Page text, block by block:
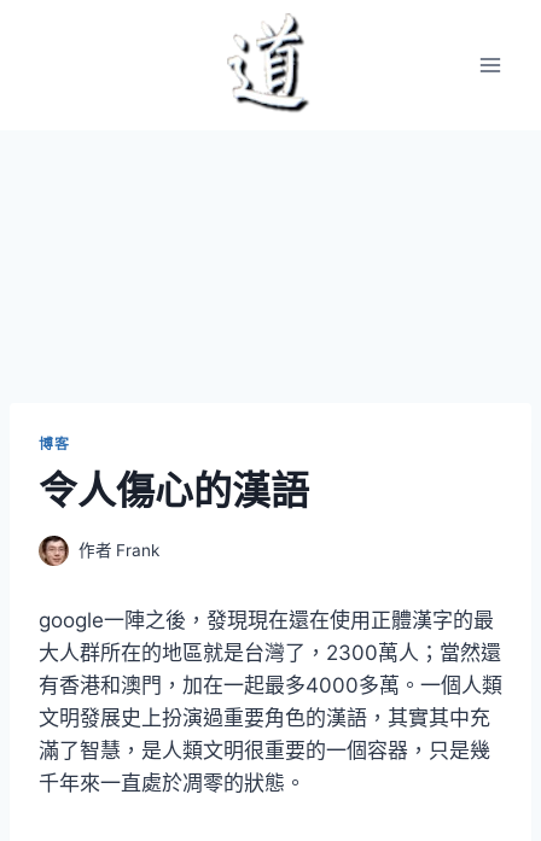
博客
令人傷心的漢語
作者 Frank
google一陣之後，發現現在還在使用正體漢字的最
大人群所在的地區就是台灣了，2300萬人；當然還
有香港和澳門，加在一起最多4000多萬。一個人類
文明發展史上扮演過重要角色的漢語，其實其中充
滿了智慧，是人類文明很重要的一個容器，只是幾
千年來一直處於凋零的狀態。